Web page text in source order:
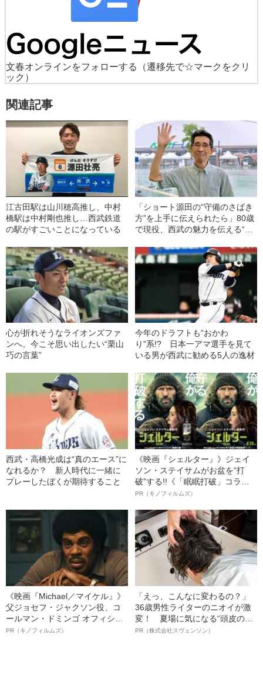
文春オンラインをフォローする
（遷移先で☆マークをクリ
ック）
関連記事
江古田駅は山川穂高推し、中村
橋駅は中村剛也推し…西武鉄道
の駅がすごいことになっている
「ショート源田の“守備のさばき
方”を上手に伝えられたら」80歳
で現役、西武の魅力を伝える“名
心が折れそうなライオンズファ
ンへ。今こそ思い出したい“栗山
巧の言葉”
今年のドラフトも“おかわ
り”系!? 日本一アマ選手を見て
いる男が西武に勧める5人の逸材
西武・高橋光成は“真のエース”に
なれるか？ 新人時代に一緒に
プレーしたぼくが期待すること
《映画『シェルター』》ジェイ
ソン・ステイサムがお盆を“打
破”する!!《「眠眠打破」コラ
ボ》
PR（キノフィルムズ）
《映画『Michael／マイケル』》
父ジョセフ・ジャクソン役、コ
ールマン・ドミンゴ オフィシャ
ルインタビュー“観客を魅了した
PR（キノフィルムズ）
「えっ、こんなに変わるの？」
36歳男性ライターのニオイが激
変！ 夏場に気になる“頭皮のニ
オイ”や“ベタつき”を解消す
PR（株式会社スヴェンソン）